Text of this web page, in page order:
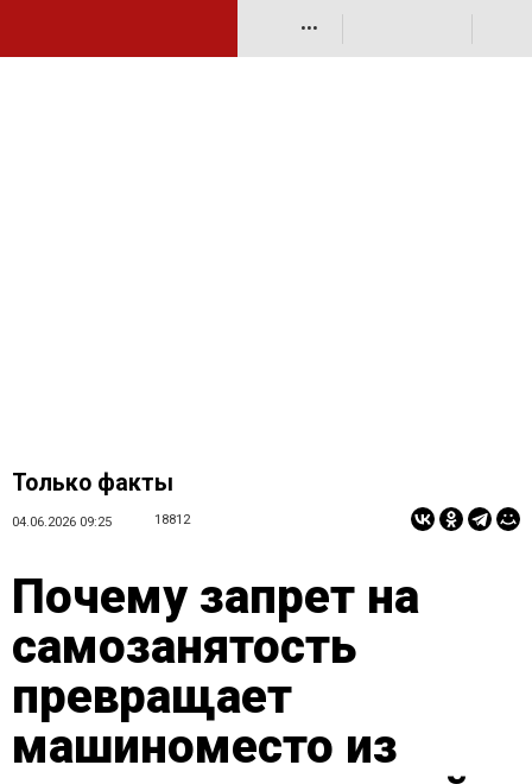
•••
Только факты
04.06.2026 09:25 18812
Почему запрет на
самозанятость
превращает
машиноместо из